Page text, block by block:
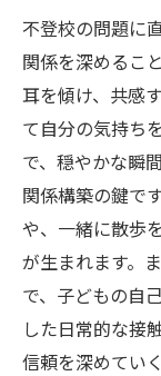
不登校の問題に
関係を深めるこ
耳を傾け、共感
て自分の気持ち
で、穏やかな瞬
関係構築の鍵で
や、一緒に散歩
が生まれます。
で、子どもの自
した日常的な接
信頼を深めてい